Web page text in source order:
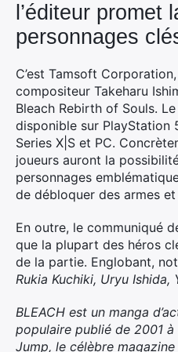
l’éditeur promet
personnages
C’est Tamsoft
compositeur Takeharu
Bleach Rebirth of Souls.
disponible sur PlayStation
Series X|S et PC.
joueurs auront la
personnages
de débloquer des armes
En outre, le communiqué
que la plupart des héros
de la partie. Englobant,
Rukia Kuchiki, Uryu Ishida,
BLEACH est un manga
populaire publié de 2001 à
Jump, le célèbre